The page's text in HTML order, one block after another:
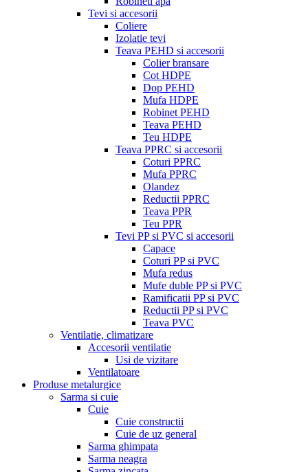
Tevi si accesorii
Coliere
Izolatie tevi
Teava PEHD si accesorii
Colier bransare
Cot HDPE
Dop PEHD
Mufa HDPE
Robinet PEHD
Teava PEHD
Teu HDPE
Teava PPRC si accesorii
Coturi PPRC
Mufa PPRC
Olandez
Reductii PPRC
Teava PPR
Teu PPR
Tevi PP si PVC si accesorii
Capace
Coturi PP si PVC
Mufa redus
Mufe duble PP si PVC
Ramificatii PP si PVC
Reductii PP si PVC
Teava PVC
Ventilatie, climatizare
Accesorii ventilatie
Usi de vizitare
Ventilatoare
Produse metalurgice
Sarma si cuie
Cuie
Cuie constructii
Cuie de uz general
Sarma ghimpata
Sarma neagra